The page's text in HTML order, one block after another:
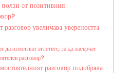
от позитивния
разговор увеличава увереността
да използват атлетите, за да насърчат
разговор?
разговор подобрява